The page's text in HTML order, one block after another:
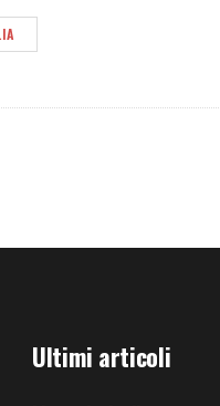
Ultimi articoli